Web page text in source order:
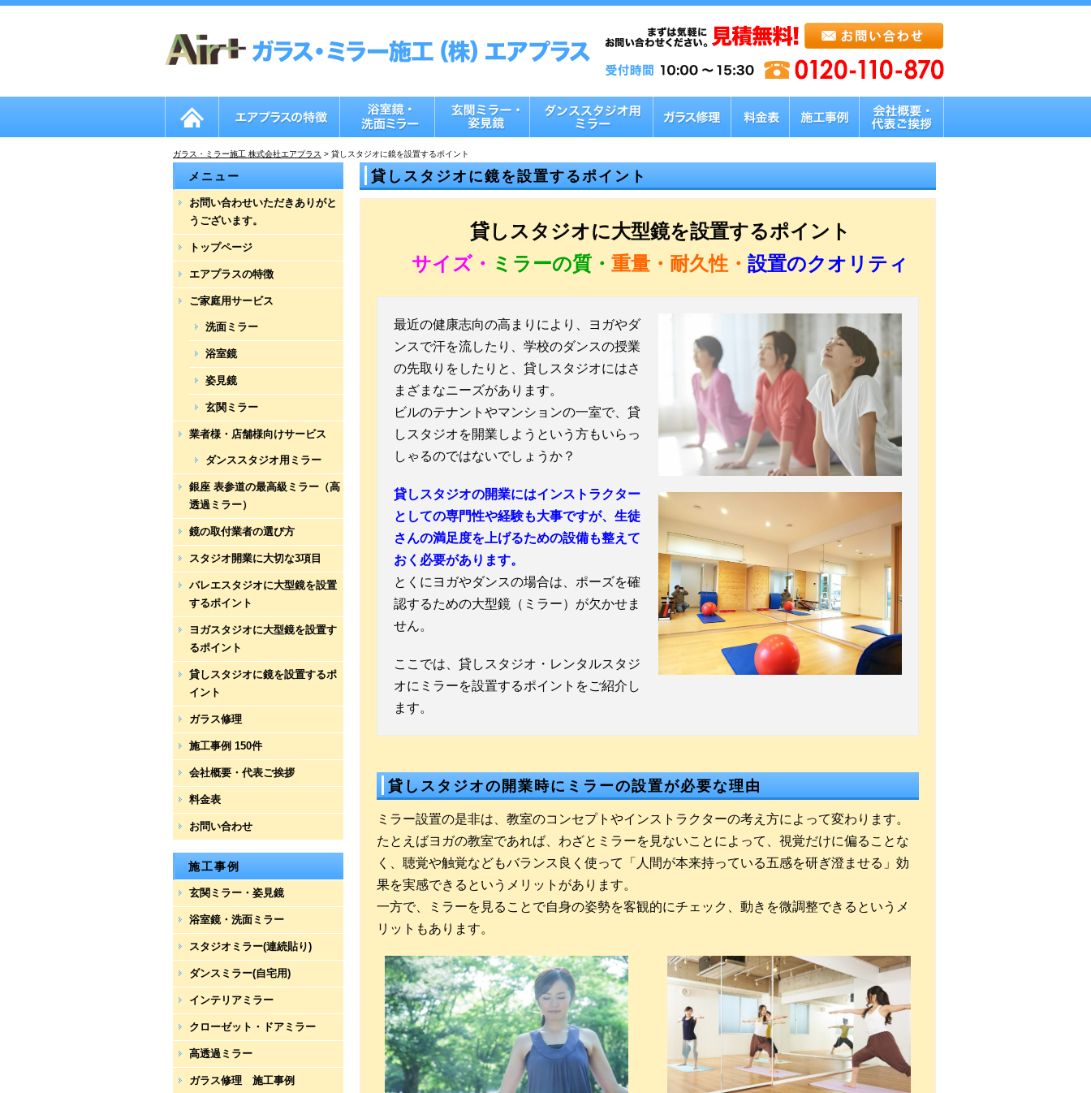
ガラス・ミラー施工 株式会社エアプラス > 貸しスタジオに鏡を設置するポイント
貸しスタジオに鏡を設置するポイント
貸しスタジオに大型鏡を設置するポイント
サイズ・ ミラーの質・ 重量・耐久性・ 設置のクオリティ
最近の健康志向の高まりにより、ヨガやダ
ンスで汗を流したり、学校のダンスの授業
の先取りをしたりと、貸しスタジオにはさ
まざまなニーズがあります。
ビルのテナントやマンションの一室で、貸
しスタジオを開業しようという方もいらっ
しゃるのではないでしょうか？
貸しスタジオの開業にはインストラクター
としての専門性や経験も大事ですが、生徒
さんの満足度を上げるための設備も整えて
おく必要があります。
とくにヨガやダンスの場合は、ポーズを確
認するための大型鏡（ミラー）が欠かせま
せん。
ここでは、貸しスタジオ・レンタルスタジ
オにミラーを設置するポイントをご紹介し
ます。
貸しスタジオの開業時にミラーの設置が必要な理由
ミラー設置の是非は、教室のコンセプトやインストラクターの考え方によって変わります。
たとえばヨガの教室であれば、わざとミラーを見ないことによって、視覚だけに偏ることな
く、聴覚や触覚などもバランス良く使って「人間が本来持っている五感を研ぎ澄ませる」効
果を実感できるというメリットがあります。
一方で、ミラーを見ることで自身の姿勢を客観的にチェック、動きを微調整できるというメ
リットもあります。
メニュー
お問い合わせいただきありがと
うございます。
トップページ
エアプラスの特徴
ご家庭用サービス
洗面ミラー
浴室鏡
姿見鏡
玄関ミラー
業者様・店舗様向けサービス
ダンススタジオ用ミラー
銀座 表参道の最高級ミラー（高
透過ミラー）
鏡の取付業者の選び方
スタジオ開業に大切な3項目
バレエスタジオに大型鏡を設置
するポイント
ヨガスタジオに大型鏡を設置す
るポイント
貸しスタジオに鏡を設置するポ
イント
ガラス修理
施工事例 150件
会社概要・代表ご挨拶
料金表
お問い合わせ
施工事例
玄関ミラー・姿見鏡
浴室鏡・洗面ミラー
スタジオミラー(連続貼り)
ダンスミラー(自宅用)
インテリアミラー
クローゼット・ドアミラー
高透過ミラー
ガラス修理 施工事例